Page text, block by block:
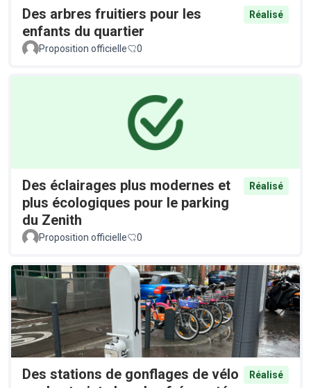
Des arbres fruitiers pour les
enfants du quartier
Réalisé
Proposition officielle 0
Des éclairages plus modernes et
plus écologiques pour le parking
du Zenith
Réalisé
Proposition officielle 0
Des stations de gonflages de vélo
Réalisé